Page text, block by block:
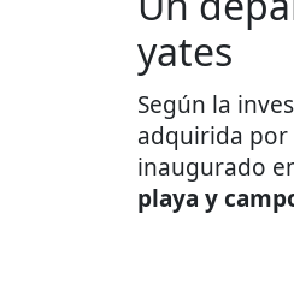
yates
Según la
adquirida por
inaugurado
playa y